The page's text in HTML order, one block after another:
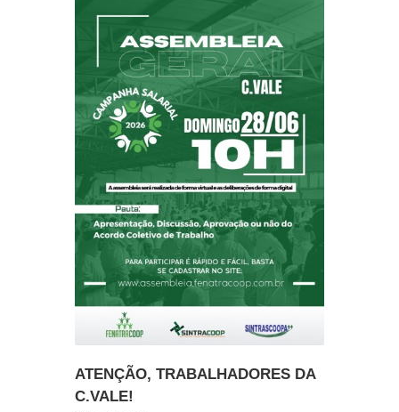
ATENÇÃO, TRABALHADORES DA
C.VALE!